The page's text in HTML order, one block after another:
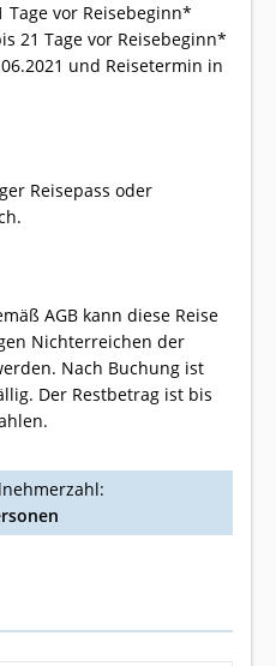
Tage vor Reisebeginn*
21 Tage vor Reisebeginn*
und Reisetermin in
Reisepass oder
AGB kann diese Reise
Nichterreichen der
Nach Buchung ist
Der Restbetrag ist bis